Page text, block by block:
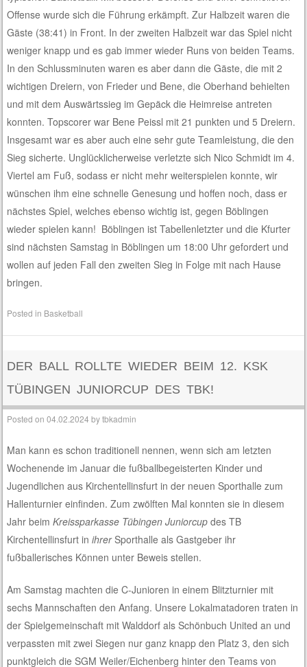
Offense wurde sich die Führung erkämpft. Zur Halbzeit waren die
Gäste (38:41) in Front. In der zweiten Halbzeit war das Spiel nicht
weniger knapp und es gab immer wieder Runs von beiden Teams.
In den Schlussminuten waren es aber dann die Gäste, die mit 2
wichtigen Dreiern, von Frieder und Bene, die Oberhand behielten
und mit dem Auswärtssieg im Gepäck die Heimreise antreten
konnten. Topscorer war Bene Peissl mit 21 punkten und 5 Dreiern.
Insgesamt war es aber auch eine sehr gute Teamleistung, die den
Sieg sicherte. Unglücklicherweise verletzte sich Nico Schmidt im 4.
Viertel am Fuß, sodass er nicht mehr weiterspielen konnte, wir
wünschen ihm eine schnelle Genesung und hoffen noch, dass er
nächstes Spiel, welches ebenso wichtig ist, gegen Böblingen
wieder spielen kann! Böblingen ist Tabellenletzter und die Kfurter
sind nächsten Samstag in Böblingen um 18:00 Uhr gefordert und
wollen auf jeden Fall den zweiten Sieg in Folge mit nach Hause
bringen.
Posted in Basketball
DER BALL ROLLTE WIEDER BEIM 12. KSK
TÜBINGEN JUNIORCUP DES TBK!
Posted on04.02.2024 bytbkadmin
Man kann es schon traditionell nennen, wenn sich am letzten
Wochenende im Januar die fußballbegeisterten Kinder und
Jugendlichen aus Kirchentellinsfurt in der neuen Sporthalle zum
Hallenturnier einfinden. Zum zwölften Mal konnten sie in diesem
Jahr beimKreissparkasse Tübingen Juniorcup des TB
Kirchentellinsfurt inihrerSporthalle als Gastgeber ihr
fußballerisches Können unter Beweis stellen.
Am Samstag machten die C-Junioren in einem Blitzturnier mit
sechs Mannschaften den Anfang. Unsere Lokalmatadoren traten in
der Spielgemeinschaft mit Walddorf als Schönbuch United an und
verpassten mit zwei Siegen nur ganz knapp den Platz 3, den sich
punktgleich die SGM Weiler/Eichenberg hinter den Teams von